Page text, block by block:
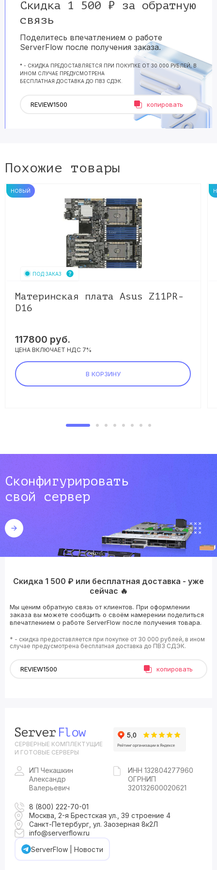
Скидка 1 500 ₽ за обратную
связь
Поделитесь впечатлением о работе
ServerFlow после получения заказа.
* - СКИДКА ПРЕДОСТАВЛЯЕТСЯ ПРИ ПОКУПКЕ ОТ 30 000 РУБЛЕЙ, В
ИНОМ СЛУЧАЕ ПРЕДУСМОТРЕНА
БЕСПЛАТНАЯ ДОСТАВКА ДО ПВЗ СДЭК.
копировать
Похожие товары
НОВЫЙ
ПОД ЗАКАЗ
Материнская плата Asus Z11PR-
D16
117800 руб.
ЦЕНА ВКЛЮЧАЕТ НДС 7%
В КОРЗИНУ
Сконфигурировать
свой сервер
Скидка 1 500 ₽ или бесплатная доставка - уже
сейчас 🔥
Мы ценим обратную связь от клиентов. При оформлении
заказа вы можете сообщить о своём намерении поделиться
впечатлением о работе ServerFlow после получения товара.
* - скидка предоставляется при покупке от 30 000 рублей, в ином
случае предусмотрена бесплатная доставка до ПВЗ СДЭК.
копировать
СЕРВЕРНЫЕ КОМПЛЕКТУЩИЕ
И ГОТОВЫЕ СЕРВЕРЫ
ИП Чекашкин
Александр
Валерьевич
ИНН 132804277960
ОГРНИП
320132600020621
8 (800) 222-70-01
Москва, 2-я Брестская ул., 39 строение 4
Санкт-Петербург, ул. Заозерная 8к2Л
info@serverflow.ru
ServerFlow | Новости